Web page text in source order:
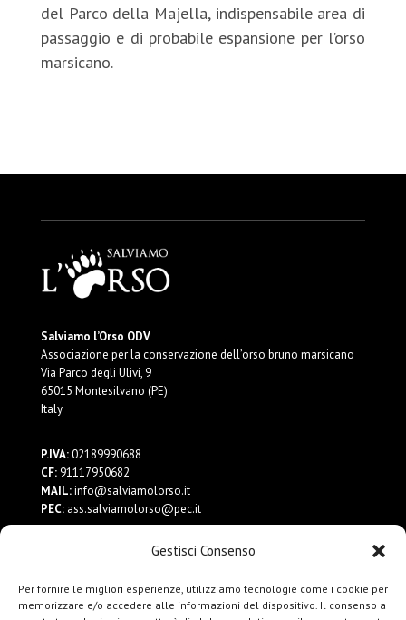
Gestisci Consenso
Per fornire le migliori esperienze, utilizziamo tecnologie come i cookie per
memorizzare e/o accedere alle informazioni del dispositivo. Il consenso a
del Parco della Majella, indispensabile area di
passaggio e di probabile espansione per l’orso
marsicano.
Salviamo l’Orso ODV
Associazione per la conservazione dell’orso bruno marsicano
Via Parco degli Ulivi, 9
65015 Montesilvano (PE)
Italy
P.IVA:02189990688
CF:91117950682
MAIL:info@salviamolorso.it
PEC:ass.salviamolorso@pec.it
Privacy Policy